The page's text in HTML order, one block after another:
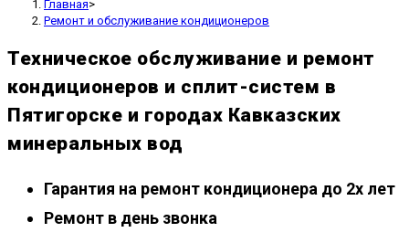
Главная>
Ремонт и обслуживание кондиционеров
Техническое обслуживание и ремонт
кондиционеров и сплит-систем в
Пятигорске и городах Кавказских
минеральных вод
Гарантия на ремонт кондиционера до 2х лет
Ремонт в день звонка